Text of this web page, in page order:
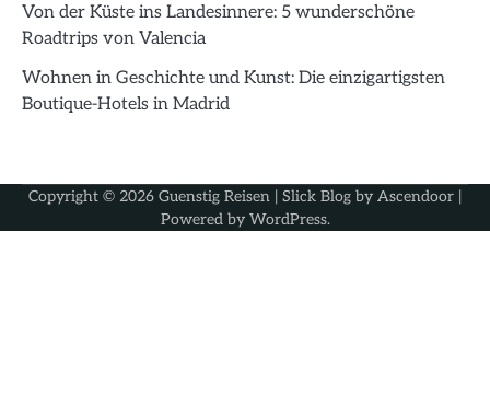
Von der Küste ins Landesinnere: 5 wunderschöne
Roadtrips von Valencia
Wohnen in Geschichte und Kunst: Die einzigartigsten
Boutique-Hotels in Madrid
Copyright © 2026 Guenstig Reisen | Slick Blog by Ascendoor |
Powered by WordPress.